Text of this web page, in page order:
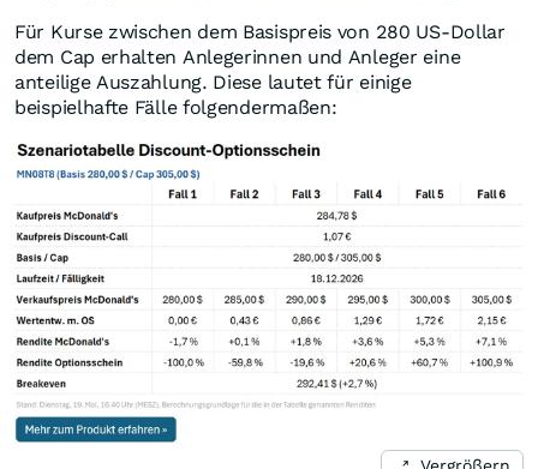
Für Kurse zwischen dem Basispreis von 280 US-Dollar
dem Cap erhalten Anlegerinnen und Anleger eine
anteilige Auszahlung. Diese lautet für einige
beispielhafte Fälle folgendermaßen: